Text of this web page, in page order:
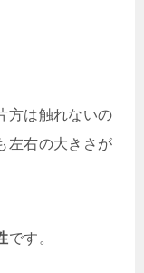
方は触れないの
左右の大きさが
です。